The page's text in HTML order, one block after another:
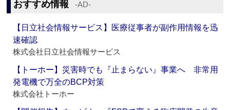
おすすめ情報 ‐AD‐
【日立社会情報サービス】医療従事者が副作用情報を迅
速確認
株式会社日立社会情報サービス
【トーホー】災害時でも『止まらない』事業へ 非常用
発電機で万全のBCP対策
株式会社トーホー